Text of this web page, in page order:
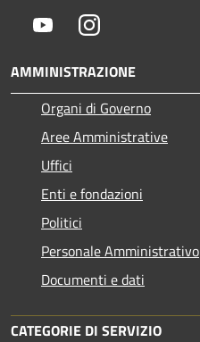
YoutubeInstagram
AMMINISTRAZIONE
Organi di Governo
Aree Amministrative
Uffici
Enti e fondazioni
Politici
Personale Amministrativo
Documenti e dati
CATEGORIE DI SERVIZIO